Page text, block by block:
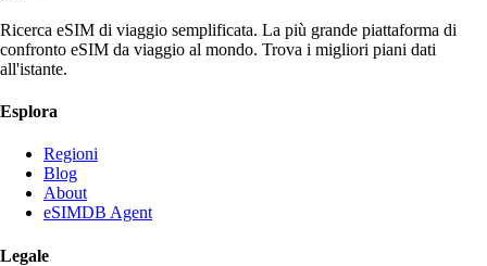
Ricerca eSIM di viaggio semplificata. La più grande piattaforma di
confronto eSIM da viaggio al mondo. Trova i migliori piani dati
all'istante.
Esplora
Regioni
Blog
About
eSIMDB Agent
Legale